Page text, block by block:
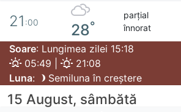
21 :00 28°
parțial
înnorat
Soare: Lungimea zilei 15:18
05:49 |
21:08
Luna: Semiluna în creștere
15 August, sâmbătă